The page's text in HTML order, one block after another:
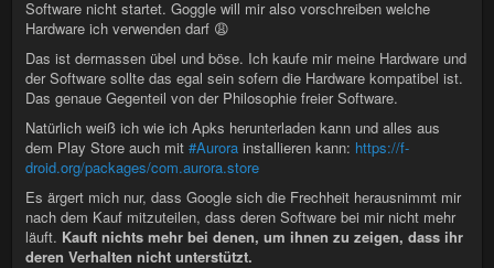
Software nicht startet. Goggle will mir also vorschreiben welche
Hardware ich verwenden darf 😩
Das ist dermassen übel und böse. Ich kaufe mir meine Hardware und
der Software sollte das egal sein sofern die Hardware kompatibel ist.
Das genaue Gegenteil von der Philosophie freier Software.
Natürlich weiß ich wie ich Apks herunterladen kann und alles aus
dem Play Store auch mit #Aurora installieren kann: https://f-
droid.org/packages/com.aurora.store
Es ärgert mich nur, dass Google sich die Frechheit herausnimmt mir
nach dem Kauf mitzuteilen, dass deren Software bei mir nicht mehr
läuft. Kauft nichts mehr bei denen, um ihnen zu zeigen, dass ihr
deren Verhalten nicht unterstützt.